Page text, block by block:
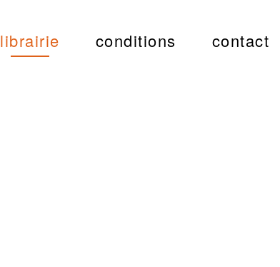
librairie conditions contact